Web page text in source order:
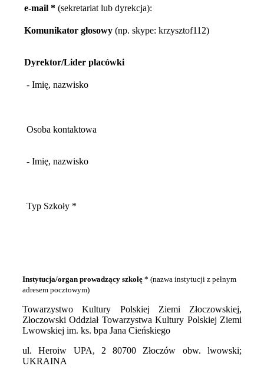
e-mail * (sekretariat lub dyrekcja):
Komunikator głosowy (np. skype: krzysztof112)
Dyrektor/Lider placówki
- Imię, nazwisko
Osoba kontaktowa
- Imię, nazwisko
Typ Szkoły *
Instytucja/organ prowadzący szkołę * (nazwa instytucji z pełnym
adresem pocztowym)
Towarzystwo Kultury Polskiej Ziemi Złoczowskiej,
Złoczowski Oddział Towarzystwa Kultury Polskiej Ziemi
Lwowskiej im. ks. bpa Jana Cieńskiego
ul. Heroiw UPA, 2 80700 Złoczów obw. lwowski;
UKRAINA